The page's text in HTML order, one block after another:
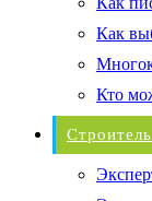
Как
Кто